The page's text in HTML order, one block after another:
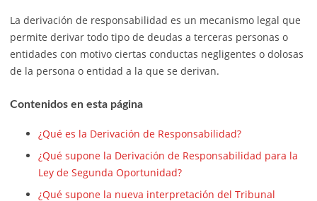
La derivación de responsabilidad es un mecanismo legal que
permite derivar todo tipo de deudas a terceras personas o
entidades con motivo ciertas conductas negligentes o dolosas
de la persona o entidad a la que se derivan.
Contenidos en esta página
¿Qué es la Derivación de Responsabilidad?
¿Qué supone la Derivación de Responsabilidad para la
Ley de Segunda Oportunidad?
¿Qué supone la nueva interpretación del Tribunal